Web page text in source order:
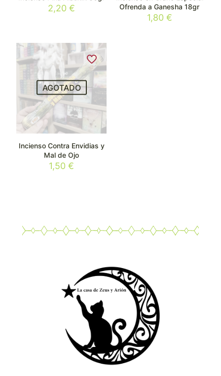
2,20€
Ofrenda a Ganesha 18gr
1,80 €
AGOTADO
Incienso Contra Envidias y
Mal de Ojo
1,50€